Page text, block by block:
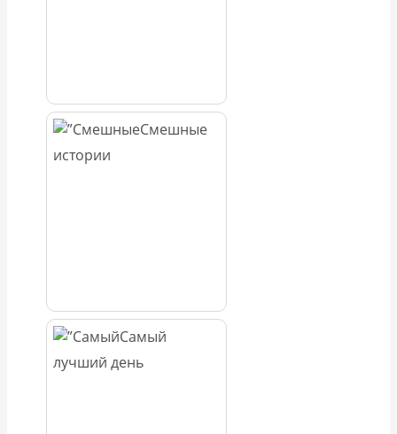
Смешные
истории
Самый
лучший день